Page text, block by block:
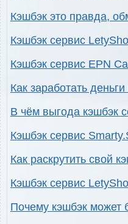
Кэшбэк это правда,
Кэшбэк сервис
Кэшбэк сервис EPN
Как заработать
В чём выгода кэшбэк
Кэшбэк сервис
Как раскрутить свой
Кэшбэк сервис
Почему кэшбэк может